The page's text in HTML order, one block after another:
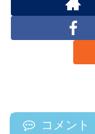
コメント